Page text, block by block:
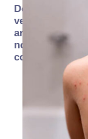
Donde la
verdad
arde… pero
no se
consume